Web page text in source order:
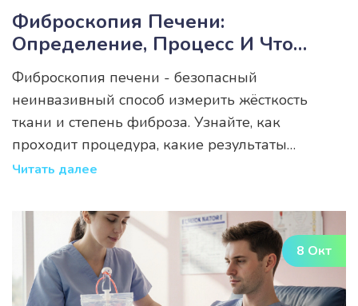
Фиброскопия Печени:
Определение, Процесс И Что
Ожидать
Фиброскопия печени - безопасный
неинвазивный способ измерить жёсткость
ткани и степень фиброза. Узнайте, как
проходит процедура, какие результаты
ожидать и где пройти в Воронеже.
Читать далее
8 Окт